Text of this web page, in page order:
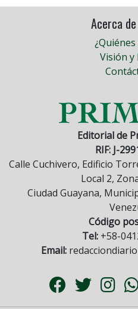
Acerca
Visión y
Editorial de
RIF: J-
Calle Cuchivero, Edificio
Local 2,
Ciudad Guayana,
Código
Tel:+58-
Email: